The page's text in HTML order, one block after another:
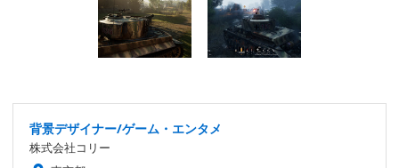
背景デザイナー/ゲーム・エンタメ
株式会社コリー